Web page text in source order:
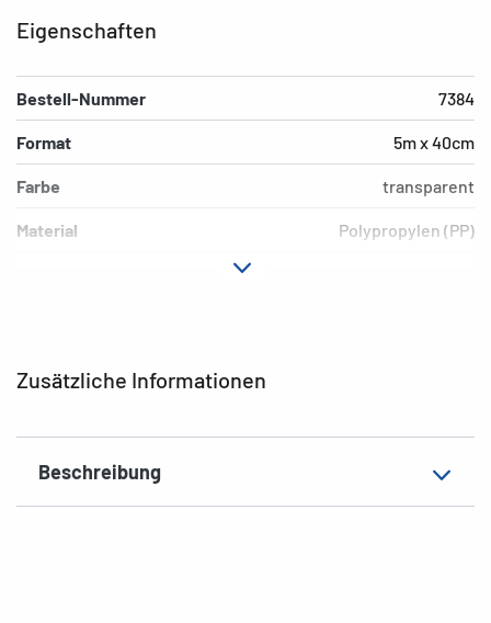
Zusätzliche Informationen
Beschreibung
Eigenschaften
Bestell-Nummer 7384
Format 5m x 40cm
Farbe transparent
Material Polypropylen (PP)